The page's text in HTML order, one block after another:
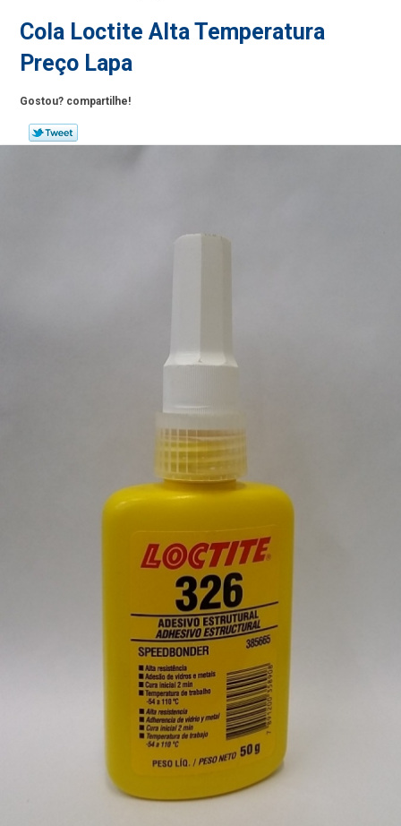
Cola Loctite Alta Temperatura
Preço Lapa
Gostou? compartilhe!